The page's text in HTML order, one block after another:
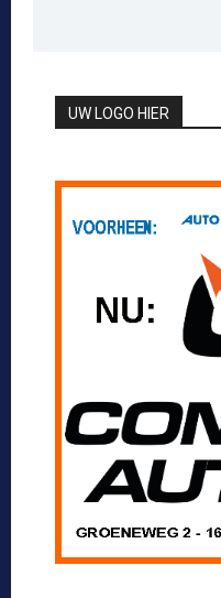
UW LOGO HIER